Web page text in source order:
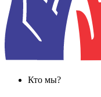
Кто мы?